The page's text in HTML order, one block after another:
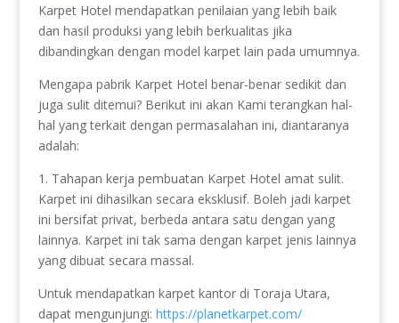
Karpet Hotel mendapatkan penilaian yang lebih baik
dan hasil produksi yang lebih berkualitas jika
dibandingkan dengan model karpet lain pada umumnya.
Mengapa pabrik Karpet Hotel benar-benar sedikit dan
juga sulit ditemui? Berikut ini akan Kami terangkan hal-
hal yang terkait dengan permasalahan ini, diantaranya
adalah:
1. Tahapan kerja pembuatan Karpet Hotel amat sulit.
Karpet ini dihasilkan secara eksklusif. Boleh jadi karpet
ini bersifat privat, berbeda antara satu dengan yang
lainnya. Karpet ini tak sama dengan karpet jenis lainnya
yang dibuat secara massal.
Untuk mendapatkan karpet kantor di Toraja Utara,
dapat mengunjungi: https://planetkarpet.com/